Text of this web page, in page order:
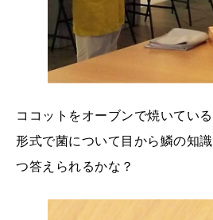
ココットをオーブンで焼いてい
形式で菌について目から鱗の知
つ答えられるかな？